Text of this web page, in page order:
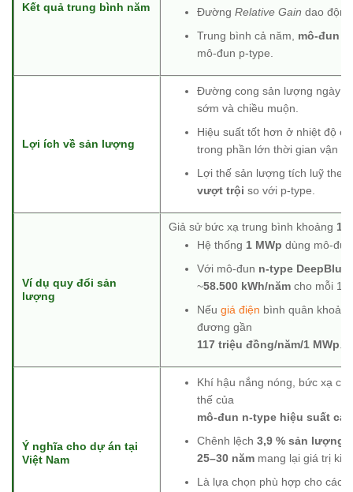
Kết quả trung bình năm Đường Relative Gain dao
Trung bình cả năm, mô-đun
mô-đun p-type.
Lợi ích về sản lượng
Đường cong sản lượng ngày
sớm và chiều muộn.
Hiệu suất tốt hơn ở nhiệt độ
trong phần lớn thời gian vận
Lợi thế sản lượng tích luỹ
vượt trội so với p-type.
Ví dụ quy đổi sản
lượng
Giả sử bức xạ trung bình khoảng
Hệ thống 1 MWp dùng mô-
Với mô-đun n-type DeepBlue
~58.500 kWh/nămcho mỗi 1
Nếu giá điện bình quân
đương gần
117 triệu đồng/năm/1 MWp
Ý nghĩa cho dự án tại
Việt Nam
Khí hậu nắng nóng, bức xạ
thế của
mô-đun n-type hiệu suất
Chênh lệch 3,9 % sản lượng/
25–30 nămmang lại giá trị
Là lựa chọn phù hợp cho các